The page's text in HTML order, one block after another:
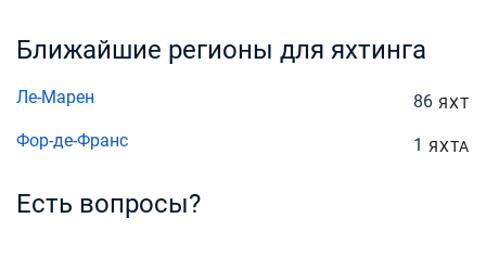
Ближайшие регионы для яхтинга
Ле-Марен 86 ЯХТ
Фор-де-Франс 1 ЯХТА
Есть вопросы?